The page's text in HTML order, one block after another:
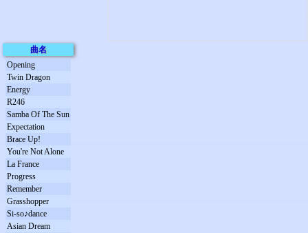
曲名
Opening
Twin Dragon
Energy
R246
Samba Of The Sun
Expectation
Brace Up!
You're Not Alone
La France
Progress
Remember
Grasshopper
Si-so♪dance
Asian Dream